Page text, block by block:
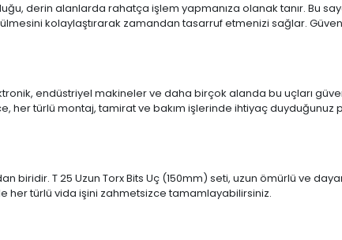
derin alanlarda rahatça işlem yapmanıza olanak tanır. Bu
kolaylaştırarak zamandan tasarruf etmenizi sağlar.
endüstriyel makineler ve daha birçok alanda bu uçları
her türlü montaj, tamirat ve bakım işlerinde ihtiyaç duyduğunuz
T 25 Uzun Torx Bits Uç (150mm) seti, uzun ömürlü ve
her türlü vida işini zahmetsizce tamamlayabilirsiniz.